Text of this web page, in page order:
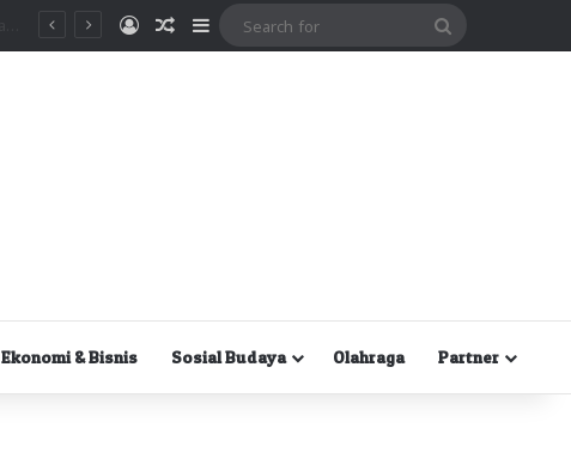
MasukRandom Article
Sidebar
Ekonomi & Bisnis Sosial Budaya Olahraga Partner